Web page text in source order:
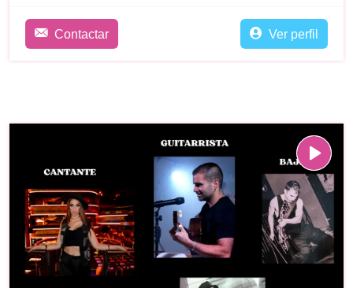
Contactar Ver perfil